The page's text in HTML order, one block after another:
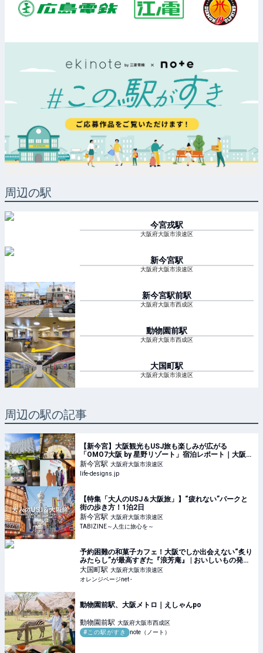
周辺の駅
今宮戎駅
大阪府大阪市浪速区
新今宮駅
大阪府大阪市浪速区
新今宮駅前駅
大阪府大阪市西成区
動物園前駅
大阪府大阪市西成区
大国町駅
大阪府大阪市浪速区
周辺の駅の記事
【新今宮】大阪観光もUSJ旅も楽しみが広がる
「OMO7大阪 by 星野リゾート」宿泊レポート｜大阪府
の泊まる＞ホテル｜Life Designs（ライフデザイン
ズ）｜東海の暮らしのウェブマガジン
新今宮駅 大阪府大阪市浪速区
life-designs.jp
【特集「大人のUSJ＆大阪旅」】“疲れない”パークと
街の歩き方！1泊2日
新今宮駅 大阪府大阪市浪速区
TABIZINE～人生に旅心を～
予約困難の和菓子カフェ！大阪でしか出会えない“炙り
みたらし”が最高すぎた『浪芳庵』 | おいしいもの発見 |
オレンジページnet
大国町駅 大阪府大阪市浪速区
オレンジページnet -
動物園前駅、大阪メトロ｜えしゃんpo
動物園前駅 大阪府大阪市西成区
#この駅がすき
note（ノート）